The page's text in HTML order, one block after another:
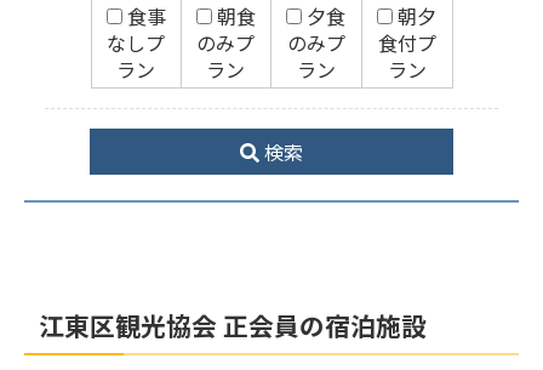
食事
なしプ
ラン
朝食
のみプ
ラン
夕食
のみプ
ラン
朝夕
食付プ
ラン
検索
江東区観光協会 正会員の宿泊施設